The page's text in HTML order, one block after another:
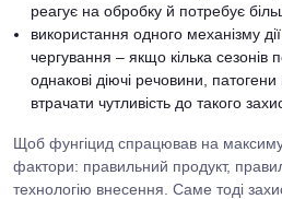
реагує на обробку й потребує
використання одного механізму
чергування – якщо кілька сезонів
однакові діючі речовини,
втрачати чутливість до такого
Щоб фунгіцид спрацював на
фактори: правильний продукт,
технологію внесення. Саме тоді